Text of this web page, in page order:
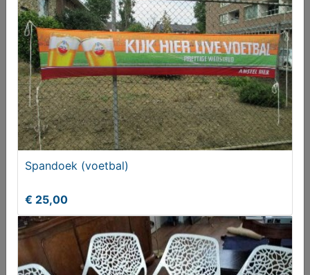
Laat je niet haasten of bang maken!
Aangeboden
Spandoek (voetbal)
€ 25,00